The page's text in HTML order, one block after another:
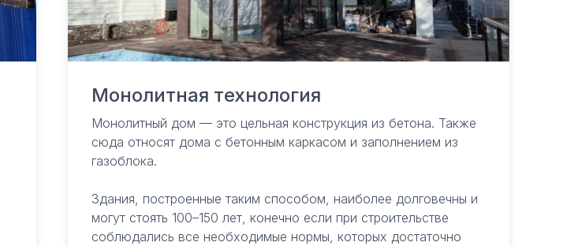
Монолитная технология
Монолитный дом — это цельная конструкция из бетона. Также
сюда относят дома с бетонным каркасом и заполнением из
газоблока.
Здания, построенные таким способом, наиболее долговечны и
могут стоять 100–150 лет, конечно если при строительстве
соблюдались все необходимые нормы, которых достаточно